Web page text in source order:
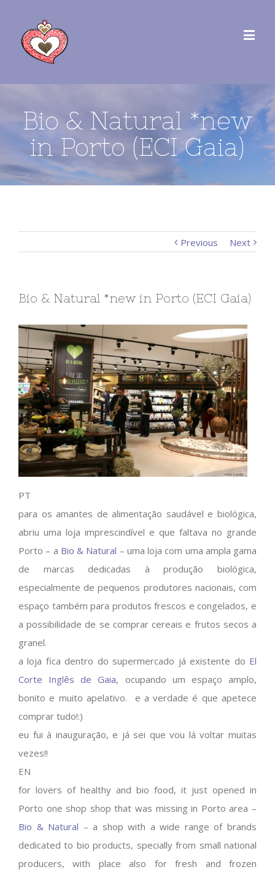
Bio & Natural *new
in Porto (ECI Gaia)
Previous Next
Bio & Natural *new in Porto (ECI Gaia)
PT
para os amantes de alimentação saudável e biológica,
abriu uma loja imprescindível e que faltava no grande
Porto – a Bio & Natural – uma loja com uma ampla gama
de marcas dedicadas à produção biológica,
especialmente de pequenos produtores nacionais, com
espaço também para produtos frescos e congelados, e
a possibilidade de se comprar cereais e frutos secos a
granel.
a loja fica dentro do supermercado já existente do El
Corte Inglês de Gaia, ocupando um espaço amplo,
bonito e muito apelativo. e a verdade é que apetece
comprar tudo!:)
eu fui à inauguração, e já sei que vou lá voltar muitas
vezes!!
EN
for lovers of healthy and bio food, it just opened in
Porto one shop shop that was missing in Porto area –
Bio & Natural – a shop with a wide range of brands
dedicated to bio products, specially from small national
producers, with place also for fresh and frozen